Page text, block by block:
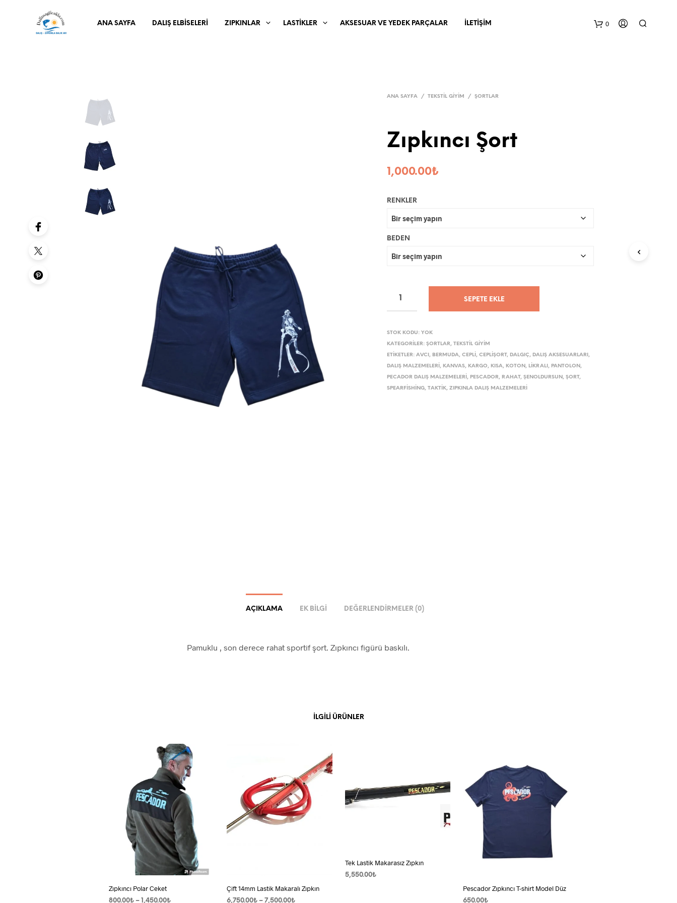
0
ANA SAYFA DALIŞ ELBISELERI ZIPKINLAR LASTIKLER AKSESUAR VE YEDEK PARÇALAR İLETIŞIM
ANA SAYFA / TEKSTIL GIYIM / ŞORTLAR
Zıpkıncı Şort
1,000.00₺
RENKLER
BEDEN
SEPETE EKLE
STOK KODU:YOK
KATEGORILER:ŞORTLAR,TEKSTIL GIYIM
ETIKETLER:AVCI , BERMUDA,CEPLI ,CEPLIŞORT, DALGIÇ, DALIŞ AKSESUARLARI ,
DALIŞ MALZEMELERI , KANVAS, KARGO, KISA, KOTON , LIKRALI , PANTOLON ,
PECADOR DALIŞ MALZEMELERI , PESCADOR, RAHAT,ŞENOLDURSUN ,ŞORT,
SPEARFISHING,TAKTIK,ZIPKINLA DALIŞ MALZEMELERI
AÇIKLAMA EK BILGI DEĞERLENDIRMELER (0)
Pamuklu , son derece rahat sportif şort. Zıpkıncı figürü baskılı.
İLGILI ÜRÜNLER
Zıpkıncı Polar Ceket
800.00₺ – 1,450.00₺Fiyat
Çift 14mm Lastik Makaralı Zıpkın
6,750.00₺ – 7,500.00₺Fiyat
Tek Lastik Makarasız Zıpkın
5,550.00₺
Pescador Zıpkıncı T-shirt Model Düz
650.00₺